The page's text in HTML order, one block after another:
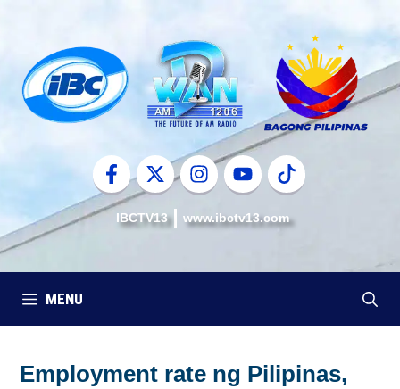
content
IBCTV13 www.ibctv13.com
MENU
Employment rate ng Pilipinas,